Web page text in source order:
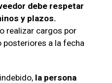
debe respetar
y plazos.
realizar cargos por
a la fecha
la persona